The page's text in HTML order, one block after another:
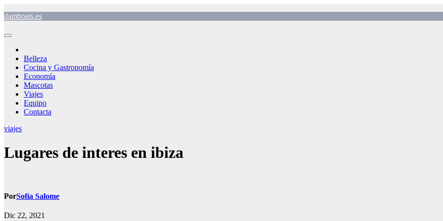
al
damboats.es
Belleza
Cocina y Gastronomía
Economía
Mascotas
Viajes
Equipo
Contacta
viajes
Lugares de interes en ibiza
PorSofía Salome
Dic 22, 2021